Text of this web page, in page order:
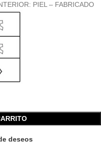
PIEL – FABRICADO
deseos